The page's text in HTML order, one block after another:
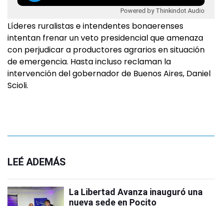
Powered by Thinkindot Audio
Líderes ruralistas e intendentes bonaerenses
intentan frenar un veto presidencial que amenaza
con perjudicar a productores agrarios en situación
de emergencia. Hasta incluso reclaman la
intervención del gobernador de Buenos Aires, Daniel
Scioli.
LEÉ ADEMÁS
La Libertad Avanza inauguró una
nueva sede en Pocito